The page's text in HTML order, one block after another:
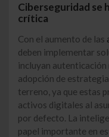
Ciberseguridad se
crítica
Con el aumento de las
deben implementar
incluyan
adopción de
terreno, ya que estas
activos digitales al
por defecto. La
papel importante en